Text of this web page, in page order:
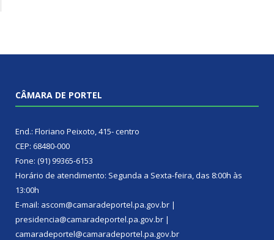
CÂMARA DE PORTEL
End.: Floriano Peixoto, 415- centro
CEP: 68480-000
Fone: (91) 99365-6153
Horário de atendimento: Segunda a Sexta-feira, das 8:00h às
13:00h
E-mail: ascom@camaradeportel.pa.gov.br |
presidencia@camaradeportel.pa.gov.br |
camaradeportel@camaradeportel.pa.gov.br